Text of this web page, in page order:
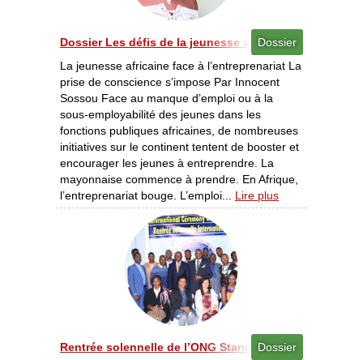
Dossier
Dossier Les défis de la jeunesse africaine - La
La jeunesse africaine face à l’entreprenariat La
prise de conscience s’impose Par Innocent
Sossou Face au manque d’emploi ou à la
sous-employabilité des jeunes dans les
fonctions publiques africaines, de nombreuses
initiatives sur le continent tentent de booster et
encourager les jeunes à entreprendre. La
mayonnaise commence à prendre. En Afrique,
l’entreprenariat bouge. L’emploi... Lire plus
Dossier
Rentrée solennelle de l’ONG Stand for Life and